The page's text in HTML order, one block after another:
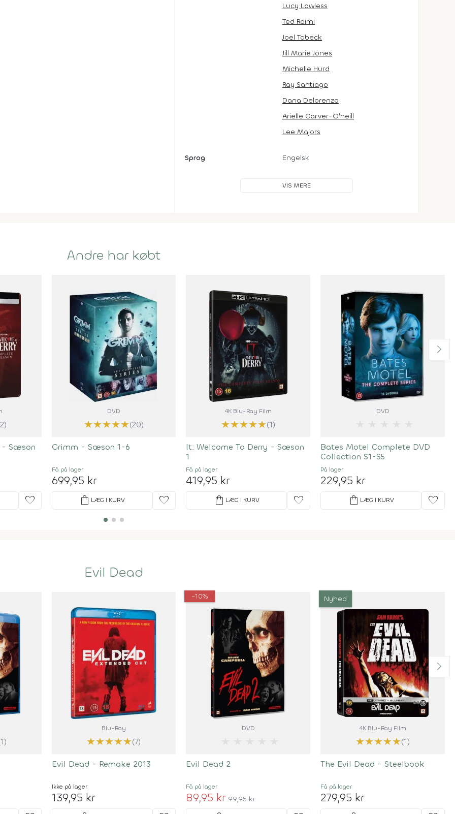
Lucy Lawless
Ted Raimi
Joel Tobeck
Jill Marie Jones
Michelle Hurd
Ray Santiago
Dana Delorenzo
Arielle Carver-O'neill
Lee Majors
Sprog Engelsk
VIS MERE
Andre har købt
- Sæson
favorite
DVD
★★★★★(20)
Grimm - Sæson 1-6
Få på lager
699,95 kr
shopping_bag LÆG I KURV favorite
4K Blu-Ray Film
★★★★★(1)
It: Welcome To Derry - Sæson
1
Få på lager
419,95 kr
shopping_bag LÆG I KURV favorite
DVD
Bates Motel Complete DVD
Collection S1-S5
På lager
229,95 kr
shopping_bag LÆG I KURV favorite
Evil Dead
Blu-Ray
★★★★★(7)
Evil Dead - Remake 2013
Ikke på lager
139,95 kr
-10%
DVD
Evil Dead 2
Få på lager
89,95 kr 99,95 kr
Nyhed
4K Blu-Ray Film
★★★★★(1)
The Evil Dead - Steelbook
Få på lager
279,95 kr